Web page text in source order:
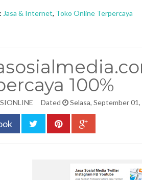
Jasa & Internet, Toko Online Terpercaya
100%
Dated Selasa, September